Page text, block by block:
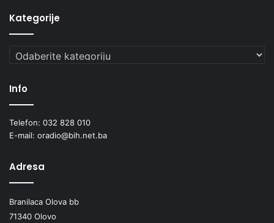
Kategorije
Kategorije
Info
Telefon: 032 828 010
E-mail: oradio@bih.net.ba
Adresa
Branilaca Olova bb
71340 Olovo